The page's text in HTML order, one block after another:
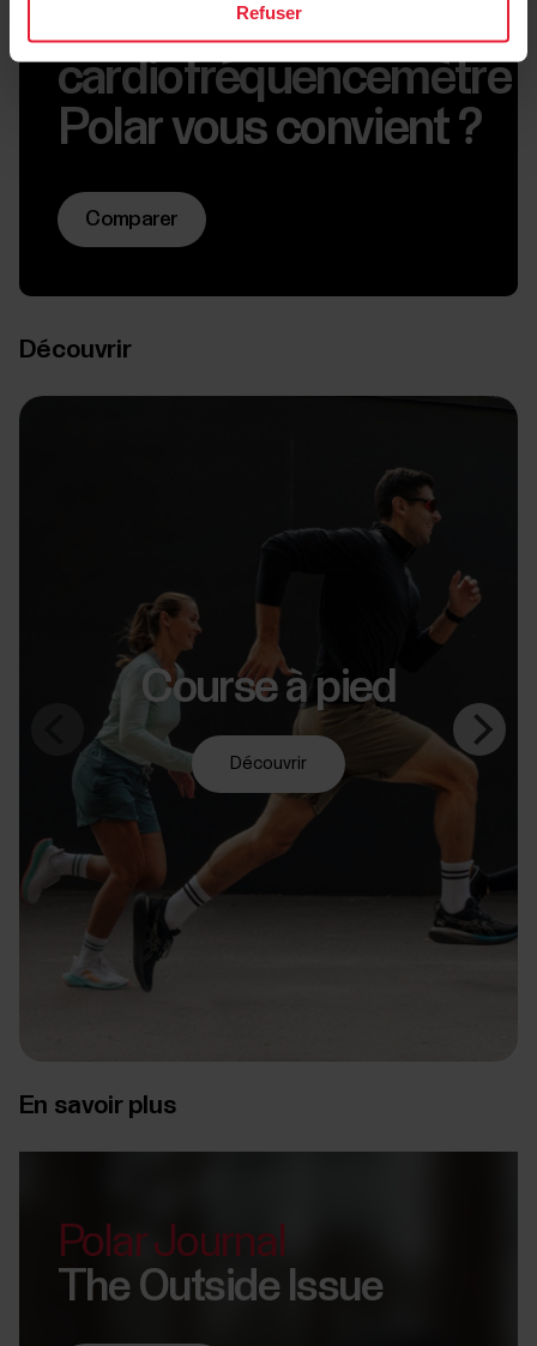
Refuser
Quel
cardiofréquencemètre
Polar vous convient ?
Comparer
Découvrir
Course à pied
Découvrir
En savoir plus
Polar Journal
The Outside Issue